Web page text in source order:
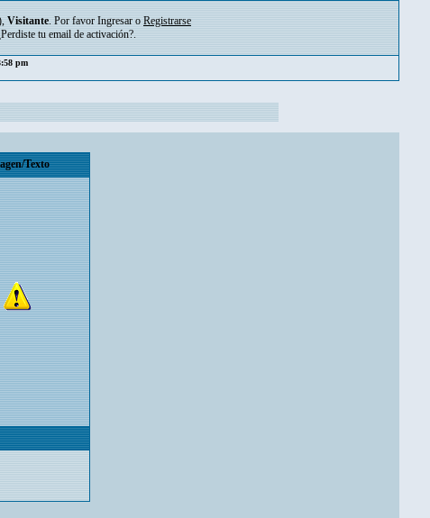
Visitante. Por favor Ingresar o Registrarse
tu email de activación?.
pm
Texto